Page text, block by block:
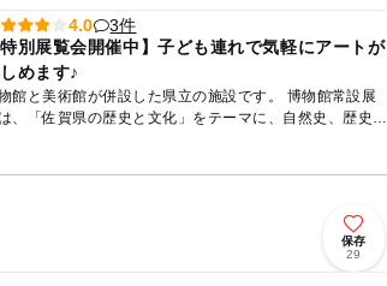
4.0
3件
特別展覧会開催中】子ども連れで気軽にアートが
めます♪
館と美術館が併設した県立の施設です。 博物館常設展
、「佐賀県の歴史と文化」をテーマに、自然史、歴史、
保存
29